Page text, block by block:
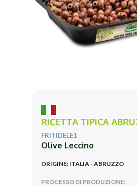
RICETTA TIPICA
FRITIDELE1
Olive Leccino
ORIGINE: ITALIA - ABRUZZO
PROCESSO DI PRODUZIONE: